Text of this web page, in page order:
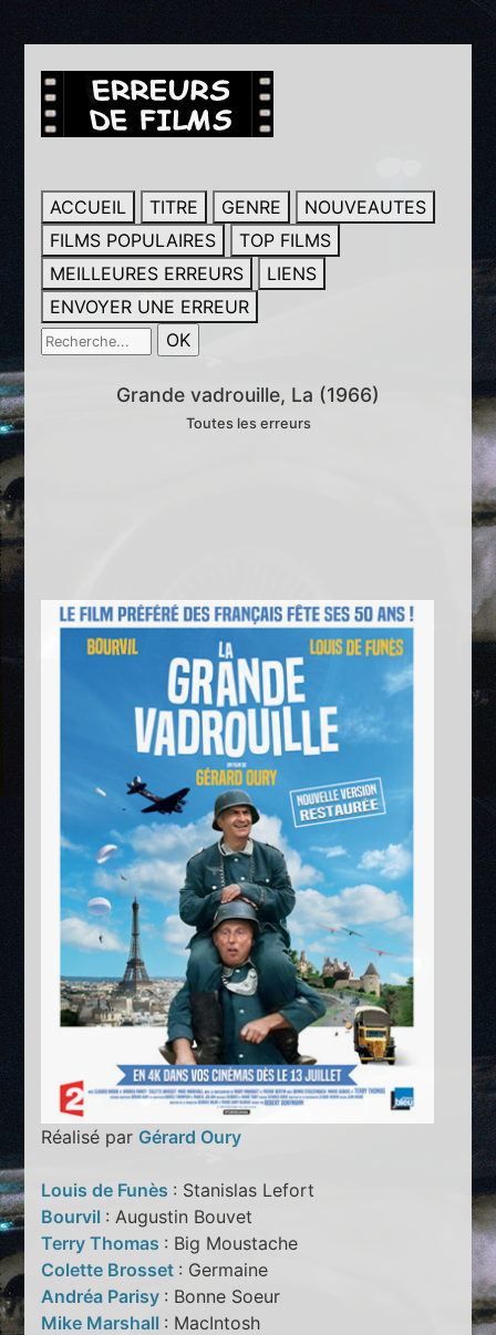
ACCUEIL TITRE GENRE
NOUVEAUTES
FILMS POPULAIRES
TOP FILMS
MEILLEURES ERREURS
LIENS
ENVOYER UNE ERREUR
Grande vadrouille, La (1966)
Toutes les erreurs
Réalisé par Gérard Oury
Louis de Funès : Stanislas Lefort
Bourvil : Augustin Bouvet
Terry Thomas : Big Moustache
Colette Brosset : Germaine
Andréa Parisy : Bonne Soeur
Mike Marshall : MacIntosh